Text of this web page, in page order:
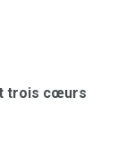
trois cœurs